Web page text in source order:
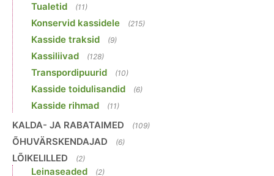
Tualetid (11)
Konservid kassidele (215)
Kasside traksid (9)
Kassiliivad (128)
Transpordipuurid (10)
Kasside toidulisandid (6)
Kasside rihmad (11)
KALDA- JA RABATAIMED (109)
ÕHUVÄRSKENDAJAD (6)
LÕIKELILLED (2)
Leinaseaded (2)